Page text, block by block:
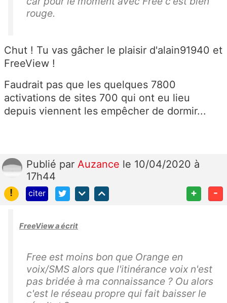
rouge.
Chut ! Tu vas gâcher le plaisir d'alain91940 et
FreeView !
Faudrait pas que les quelques 7800
activations de sites 700 qui ont eu lieu
depuis viennent les empêcher de dormir...
Publié par Auzance le 10/04/2020 à
17h44
!
citer + -
FreeView a écrit
Free est moins bon que Orange en
voix/SMS alors que l'itinérance voix n'est
pas bridée à ma connaissance ? Ou alors
c'est le réseau propre qui fait baisser le